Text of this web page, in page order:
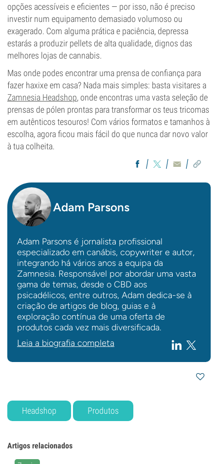
opções acessíveis e eficientes — por isso, não é preciso
investir num equipamento demasiado volumoso ou
exagerado. Com alguma prática e paciência, depressa
estarás a produzir pellets de alta qualidade, dignos das
melhores lojas de cannabis.
Mas onde podes encontrar uma prensa de confiança para
fazer haxixe em casa? Nada mais simples: basta visitares a
Zamnesia Headshop, onde encontras uma vasta seleção de
prensas de pólen prontas para transformar os teus tricomas
em autênticos tesouros! Com vários formatos e tamanhos à
escolha, agora ficou mais fácil do que nunca dar novo valor
à tua colheita.
Adam Parsons
Adam Parsons é jornalista profissional
especializado em canábis, copywriter e autor,
integrando há vários anos a equipa da
Zamnesia. Responsável por abordar uma vasta
gama de temas, desde o CBD aos
psicadélicos, entre outros, Adam dedica-se à
criação de artigos de blog, guias e à
exploração contínua de uma oferta de
produtos cada vez mais diversificada.
Leia a biografia completa
Headshop Produtos
Artigos relacionados